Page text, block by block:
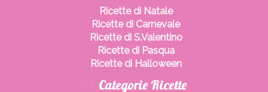
Ricette di Natale
Ricette di Carnevale
Ricette di S.Valentino
Ricette di Pasqua
Ricette di Halloween
Categorie Ricette